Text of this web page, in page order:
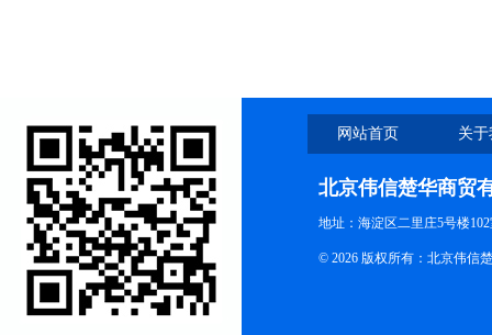
网站首页 关
北京伟信楚华商贸
地址：海淀区二里庄5号楼
© 2026 版权所有：北京伟信